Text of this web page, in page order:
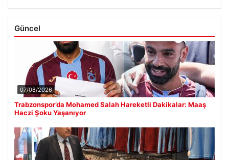
Güncel
07/08/2026
Trabzonspor’da Mohamed Salah Hareketli Dakikalar: Maaş
Haczi Şoku Yaşanıyor